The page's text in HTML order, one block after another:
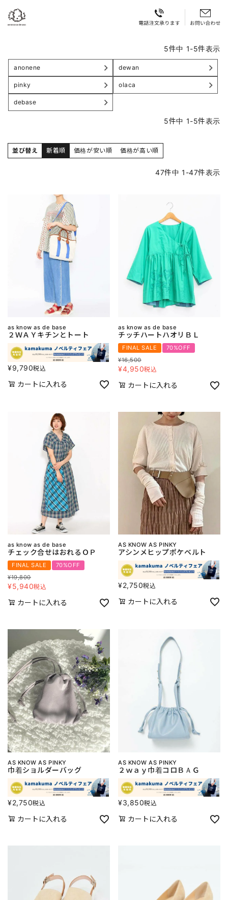
5件中 1-5件表示
anonene dewan
pinky olaca
debase
5件中 1-5件表示
並び替え 新着順 価格が安い順 価格が高い順
47件中 1 -47件表示
as know as de base
２ＷＡＹキチンとトート
¥9,790税込
カートに入れる
as know as de base
チッチハートハオリＢＬ
FINAL SALE
70%OFF
¥16,500
¥4,950税込
カートに入れる
as know as de base
チェック合せはおれるＯＰ
FINAL SALE
70%OFF
¥19,800
¥5,940税込
カートに入れる
AS KNOW AS PINKY
アシンメヒップポケベルト
¥2,750税込
カートに入れる
AS KNOW AS PINKY
巾着ショルダーバッグ
¥2,750税込
カートに入れる
AS KNOW AS PINKY
２ｗａｙ巾着コロＢＡＧ
¥3,850税込
カートに入れる